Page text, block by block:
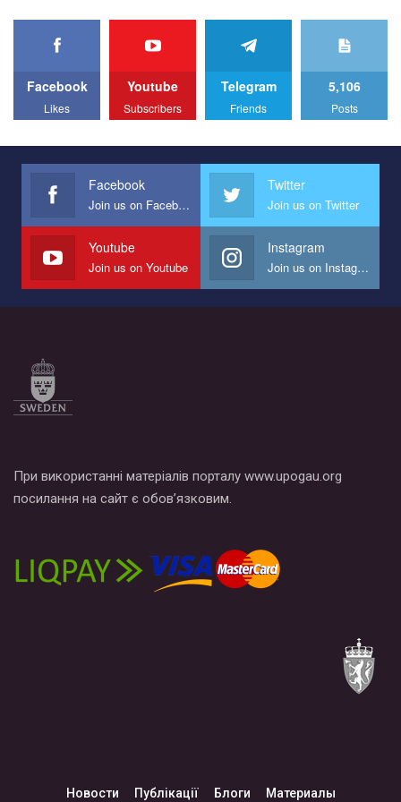
We appeal to your support and ask to help us implement our plan
All you have to do is to press "Like" below the video.
Эмоционально сильный ролик от команды "Гей-альянс
представляющий программу развития организации.
Мы просим вас поддержать нас и помочь нам реализовать
наш план по борьбе с насилием и дискриминацией на почве
СОГИ в Украине.
Все, что вам нужно сделать - это зайти на наш канал YouTube
Facebook
Likes
Youtube
Subscribers
Telegram
Friends
5,106
Posts
Facebook
Join us on Facebook
Twitter
Join us on Twitter
Youtube
Join us on Youtube
Instagram
Join us on Instagram
При використанні матеріалів порталу www.upogau.org
посилання на сайт є обов’язковим.
Новости Публікації Блоги Материалы